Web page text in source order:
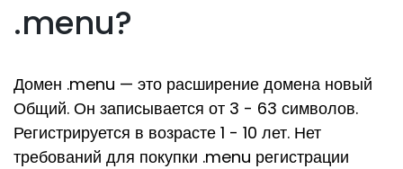
.menu?
Домен .menu — это расширение домена новый
Общий. Он записывается от 3 - 63 символов.
Регистрируется в возрасте 1 - 10 лет. Нет
требований для покупки .menu регистрации